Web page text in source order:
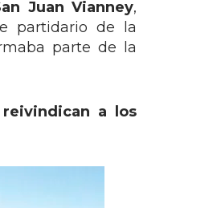
Juan Vianney,
partidario de la
parte de la
a los